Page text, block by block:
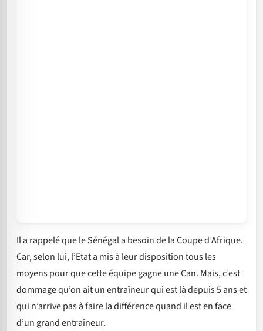
Il a rappelé que le Sénégal a besoin de la Coupe d’Afrique.
Car, selon lui, l’Etat a mis à leur disposition tous les
moyens pour que cette équipe gagne une Can. Mais, c’est
dommage qu’on ait un entraîneur qui est là depuis 5 ans et
qui n’arrive pas à faire la différence quand il est en face
d’un grand entraîneur.